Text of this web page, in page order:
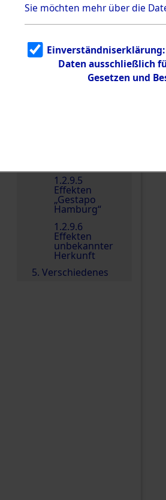
Bayerisches
1.2.9.3
Effekten aus
dem KZ
Neuengamm
1.2.9.5
Effekten
„Gestapo
Hamburg“
1.2.9.6
Effekten
unbekannter
Herkunft
5. Verschiedenes
Sie möchten mehr über die
Daten ausschließlich
Gesetzen und